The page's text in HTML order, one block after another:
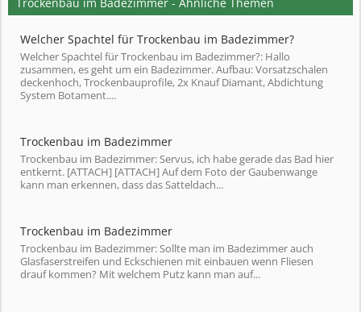
Welcher Spachtel für Trockenbau im Badezimmer?
Welcher Spachtel für Trockenbau im Badezimmer?: Hallo
zusammen, es geht um ein Badezimmer. Aufbau: Vorsatzschalen
deckenhoch, Trockenbauprofile, 2x Knauf Diamant, Abdichtung
System Botament....
Trockenbau im Badezimmer
Trockenbau im Badezimmer: Servus, ich habe gerade das Bad hier
entkernt. [ATTACH] [ATTACH] Auf dem Foto der Gaubenwange
kann man erkennen, dass das Satteldach...
Trockenbau im Badezimmer
Trockenbau im Badezimmer: Sollte man im Badezimmer auch
Glasfaserstreifen und Eckschienen mit einbauen wenn Fliesen
drauf kommen? Mit welchem Putz kann man auf...